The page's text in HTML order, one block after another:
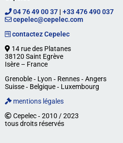
04 76 49 00 37 | +33 476 490 037
cepelec@cepelec.com
contactez Cepelec
14 rue des Platanes
38120 Saint Egrève
Isère – France
Grenoble ‐ Lyon ‐ Rennes ‐ Angers
Suisse ‐ Belgique ‐ Luxembourg
mentions légales
Cepelec ‐ 2010 / 2023
tous droits réservés